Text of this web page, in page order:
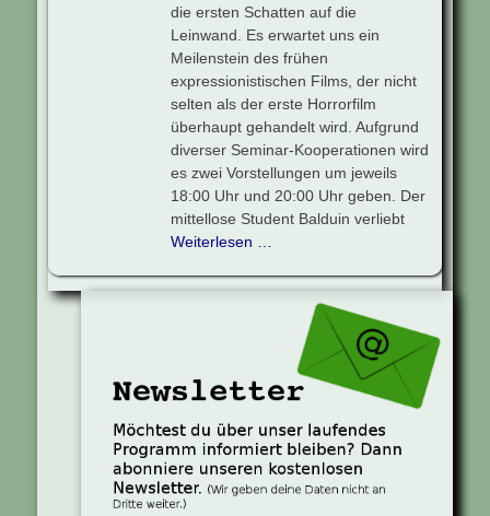
die ersten Schatten auf die
Leinwand. Es erwartet uns ein
Meilenstein des frühen
expressionistischen Films, der nicht
selten als der erste Horrorfilm
überhaupt gehandelt wird. Aufgrund
diverser Seminar-Kooperationen wird
es zwei Vorstellungen um jeweils
18:00 Uhr und 20:00 Uhr geben. Der
mittellose Student Balduin verliebt
Weiterlesen …